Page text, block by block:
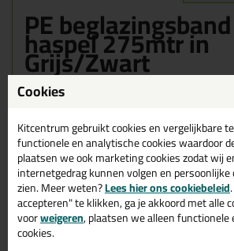
PE
haspel 275mtr in
Grijs/Zwart
Zoek je PE beglazingsband 4x9mm haspel
specifieke kleur? Gevonden! Deze PE
verschillende toepassingen. Een
product welke makkelijk te gebruiken is.
beglazingsband 4x9mm haspel 275mtr in
vandaag nog! Op voorraad en op werkdagen
huis.
Wil je meer weten over de toepassing en
product?Lees alles over dit product >
Cookies
Kitcentrum gebruikt cookies en vergelijkbare
functionele en analytische cookies waardoor
plaatsen we ook marketing cookies zodat wij
internetgedrag kunnen volgen en
zien. Meer weten?Lees hier ons cookiebeleid
accepteren" te klikken, ga je akkoord met alle
voorweigeren, plaatsen we alleen
cookies.